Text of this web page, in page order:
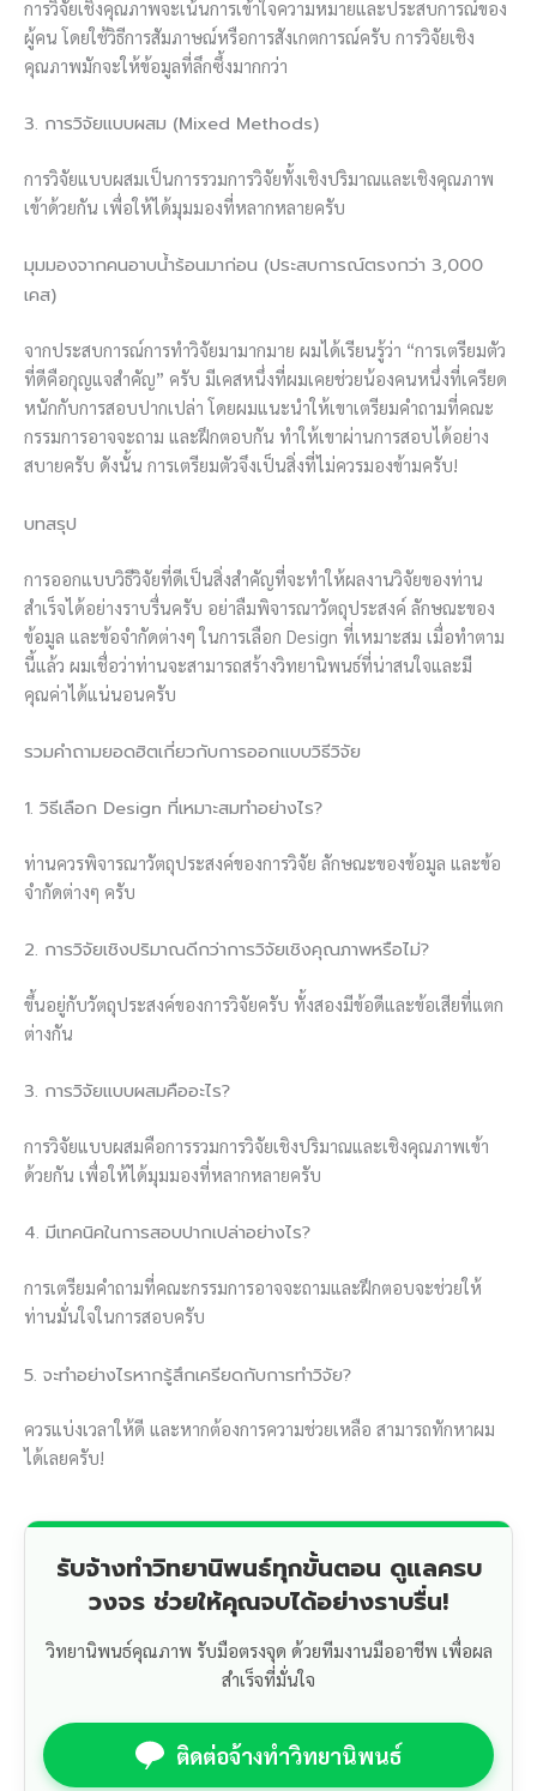
การวิจัยเชิงคุณภาพจะเน้นการเข้าใจความหมายและประสบการณ์ของ
ผู้คน โดยใช้วิธีการสัมภาษณ์หรือการสังเกตการณ์ครับ การวิจัยเชิง
คุณภาพมักจะให้ข้อมูลที่ลึกซึ้งมากกว่า
3. การวิจัยแบบผสม (Mixed Methods)
การวิจัยแบบผสมเป็นการรวมการวิจัยทั้งเชิงปริมาณและเชิงคุณภาพ
เข้าด้วยกัน เพื่อให้ได้มุมมองที่หลากหลายครับ
มุมมองจากคนอาบน้ำร้อนมาก่อน (ประสบการณ์ตรงกว่า 3,000
เคส)
จากประสบการณ์การทำวิจัยมามากมาย ผมได้เรียนรู้ว่า “การเตรียมตัว
ที่ดีคือกุญแจสำคัญ” ครับ มีเคสหนึ่งที่ผมเคยช่วยน้องคนหนึ่งที่เครียด
หนักกับการสอบปากเปล่า โดยผมแนะนำให้เขาเตรียมคำถามที่คณะ
กรรมการอาจจะถาม และฝึกตอบกัน ทำให้เขาผ่านการสอบได้อย่าง
สบายครับ ดังนั้น การเตรียมตัวจึงเป็นสิ่งที่ไม่ควรมองข้ามครับ!
บทสรุป
การออกแบบวิธีวิจัยที่ดีเป็นสิ่งสำคัญที่จะทำให้ผลงานวิจัยของท่าน
สำเร็จได้อย่างราบรื่นครับ อย่าลืมพิจารณาวัตถุประสงค์ ลักษณะของ
ข้อมูล และข้อจำกัดต่างๆ ในการเลือก Design ที่เหมาะสม เมื่อทำตาม
นี้แล้ว ผมเชื่อว่าท่านจะสามารถสร้างวิทยานิพนธ์ที่น่าสนใจและมี
คุณค่าได้แน่นอนครับ
รวมคำถามยอดฮิตเกี่ยวกับการออกแบบวิธีวิจัย
1. วิธีเลือก Design ที่เหมาะสมทำอย่างไร?
ท่านควรพิจารณาวัตถุประสงค์ของการวิจัย ลักษณะของข้อมูล และข้อ
จำกัดต่างๆ ครับ
2. การวิจัยเชิงปริมาณดีกว่าการวิจัยเชิงคุณภาพหรือไม่?
ขึ้นอยู่กับวัตถุประสงค์ของการวิจัยครับ ทั้งสองมีข้อดีและข้อเสียที่แตก
ต่างกัน
3. การวิจัยแบบผสมคืออะไร?
การวิจัยแบบผสมคือการรวมการวิจัยเชิงปริมาณและเชิงคุณภาพเข้า
ด้วยกัน เพื่อให้ได้มุมมองที่หลากหลายครับ
4. มีเทคนิคในการสอบปากเปล่าอย่างไร?
การเตรียมคำถามที่คณะกรรมการอาจจะถามและฝึกตอบจะช่วยให้
ท่านมั่นใจในการสอบครับ
5. จะทำอย่างไรหากรู้สึกเครียดกับการทำวิจัย?
ควรแบ่งเวลาให้ดี และหากต้องการความช่วยเหลือ สามารถทักหาผม
ได้เลยครับ!
รับจ้างทำวิทยานิพนธ์ทุกขั้นตอน ดูแลครบ
วงจร ช่วยให้คุณจบได้อย่างราบรื่น!
วิทยานิพนธ์คุณภาพ รับมือตรงจุด ด้วยทีมงานมืออาชีพ เพื่อผล
สำเร็จที่มั่นใจ
ติดต่อจ้างทำวิทยานิพนธ์